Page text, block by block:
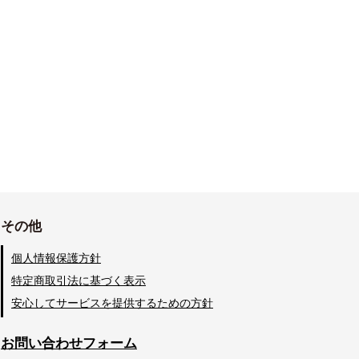
その他
個人情報保護方針
特定商取引法に基づく表示
安心してサービスを提供するための方針
お問い合わせフォーム